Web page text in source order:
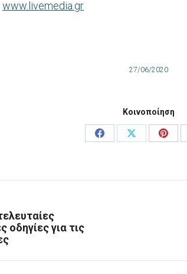
www.livemedia.gr
27/06/2020
Κοινοποίηση
Share
Share
Share
οδηγίες για τις